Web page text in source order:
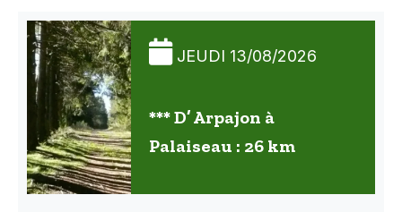
JEUDI 13/08/2026
*** D’ Arpajon à
Palaiseau : 26 km